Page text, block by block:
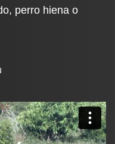
perro hiena o